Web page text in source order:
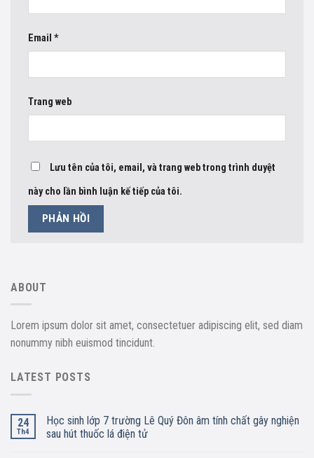
Email *
Trang web
Lưu tên của tôi, email, và trang web trong trình duyệt
này cho lần bình luận kế tiếp của tôi.
ABOUT
Lorem ipsum dolor sit amet, consectetuer adipiscing elit, sed diam
nonummy nibh euismod tincidunt.
LATEST POSTS
24
Th4
Học sinh lớp 7 trường Lê Quý Đôn âm tính chất gây nghiện
sau hút thuốc lá điện tử